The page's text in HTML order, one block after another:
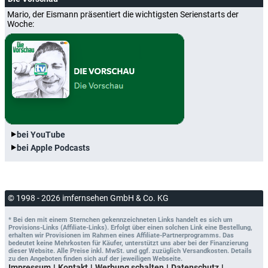
Mario, der Eismann präsentiert die wichtigsten Serienstarts der
Woche:
bei YouTube
bei Apple Podcasts
© 1998 - 2026 imfernsehen GmbH & Co. KG
* Bei den mit einem Sternchen gekennzeichneten Links handelt es sich um
Provisions-Links (Affiliate-Links). Erfolgt über einen solchen Link eine Bestellung,
erhalten wir Provisionen im Rahmen eines Affiliate-Partnerprogramms. Das
bedeutet keine Mehrkosten für Käufer, unterstützt uns aber bei der Finanzierung
dieser Website. Alle Preise inkl. MwSt. und ggf. zuzüglich Versandkosten. Details
zu den Angeboten finden sich auf der jeweiligen Webseite.